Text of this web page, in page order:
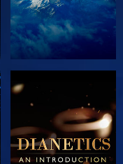
VERKEN DE SERIE